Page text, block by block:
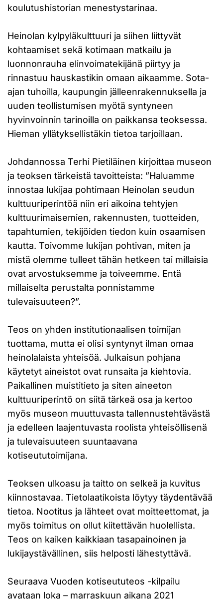
koulutushistorian menestystarinaa.
Heinolan kylpyläkulttuuri ja siihen liittyvät
kohtaamiset sekä kotimaan matkailu ja
luonnonrauha elinvoimatekijänä piirtyy ja
rinnastuu hauskastikin omaan aikaamme. Sota-
ajan tuhoilla, kaupungin jälleenrakennuksella ja
uuden teollistumisen myötä syntyneen
hyvinvoinnin tarinoilla on paikkansa teoksessa.
Hieman yllätyksellistäkin tietoa tarjoillaan.
Johdannossa Terhi Pietiläinen kirjoittaa museon
ja teoksen tärkeistä tavoitteista: ”Haluamme
innostaa lukijaa pohtimaan Heinolan seudun
kulttuuriperintöä niin eri aikoina tehtyjen
kulttuurimaisemien, rakennusten, tuotteiden,
tapahtumien, tekijöiden tiedon kuin osaamisen
kautta. Toivomme lukijan pohtivan, miten ja
mistä olemme tulleet tähän hetkeen tai millaisia
ovat arvostuksemme ja toiveemme. Entä
millaiselta perustalta ponnistamme
tulevaisuuteen?”.
Teos on yhden institutionaalisen toimijan
tuottama, mutta ei olisi syntynyt ilman omaa
heinolalaista yhteisöä. Julkaisun pohjana
käytetyt aineistot ovat runsaita ja kiehtovia.
Paikallinen muistitieto ja siten aineeton
kulttuuriperintö on siitä tärkeä osa ja kertoo
myös museon muuttuvasta tallennustehtävästä
ja edelleen laajentuvasta roolista yhteisöllisenä
ja tulevaisuuteen suuntaavana
kotiseututoimijana.
Teoksen ulkoasu ja taitto on selkeä ja kuvitus
kiinnostavaa. Tietolaatikoista löytyy täydentävää
tietoa. Nootitus ja lähteet ovat moitteettomat, ja
myös toimitus on ollut kiitettävän huolellista.
Teos on kaiken kaikkiaan tasapainoinen ja
lukijaystävällinen, siis helposti lähestyttävä.
Seuraava Vuoden kotiseututeos -kilpailu
avataan loka –marraskuun aikana 2021